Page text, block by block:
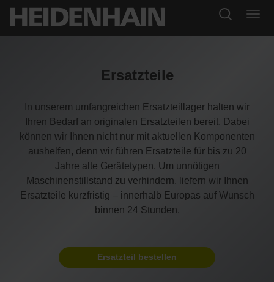
Ersatzteile
In unserem umfangreichen Ersatzteillager halten wir
Ihren Bedarf an originalen Ersatzteilen bereit. Dabei
können wir Ihnen nicht nur mit aktuellen Komponenten
aushelfen, denn wir führen Ersatzteile für bis zu 20
Jahre alte Gerätetypen. Um unnötigen
Maschinenstillstand zu verhindern, liefern wir Ihnen
Ersatzteile kurzfristig – innerhalb Europas auf Wunsch
binnen 24 Stunden.
Ersatzteil bestellen